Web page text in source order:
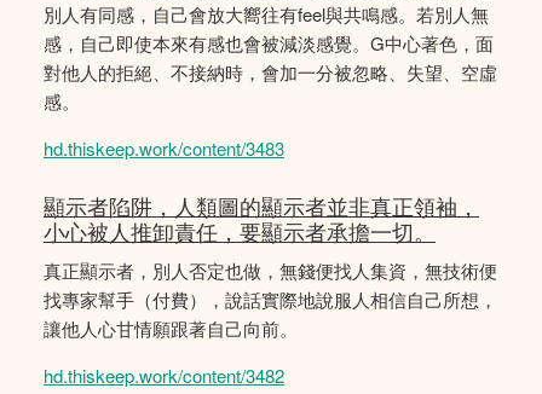
別人有同感，自己會放大嚮往有feel與共鳴感。若別人無
感，自己即使本來有感也會被減淡感覺。G中心著色，面
對他人的拒絕、不接納時，會加一分被忽略、失望、空虛
感。
hd.thiskeep.work/content/3483
顯示者陷阱，人類圖的顯示者並非真正領袖，
小心被人推卸責任，要顯示者承擔一切。
真正顯示者，別人否定也做，無錢便找人集資，無技術便
找專家幫手（付費），說話實際地說服人相信自己所想，
讓他人心甘情願跟著自己向前。
hd.thiskeep.work/content/3482